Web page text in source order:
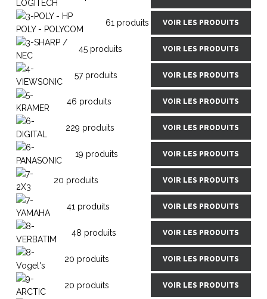
61 produits VOIR LES PRODUITS
45 produits VOIR LES PRODUITS
57 produits VOIR LES PRODUITS
46 produits VOIR LES PRODUITS
229 produits VOIR LES PRODUITS
19 produits VOIR LES PRODUITS
20 produits VOIR LES PRODUITS
41 produits VOIR LES PRODUITS
48 produits VOIR LES PRODUITS
20 produits VOIR LES PRODUITS
20 produits VOIR LES PRODUITS